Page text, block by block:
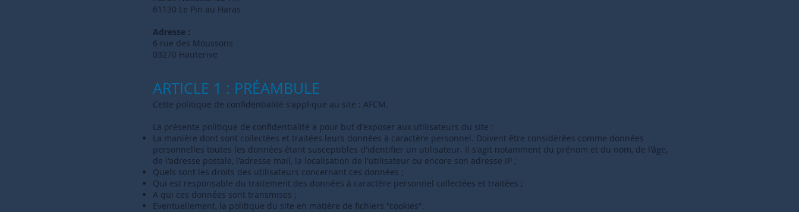
61130 Le Pin au Haras
Adresse :
6 rue des Moussons
03270 Hauterive
ARTICLE 1 : PRÉAMBULE
Cette politique de confidentialité s'applique au site : AFCM.
La présente politique de confidentialité a pour but d'exposer aux utilisateurs du site :
La manière dont sont collectées et traitées leurs données à caractère personnel. Doivent être considérées comme données
personnelles toutes les données étant susceptibles d'identifier un utilisateur. Il s'agit notamment du prénom et du nom, de l'âge,
de l'adresse postale, l'adresse mail, la localisation de l'utilisateur ou encore son adresse IP ;
Quels sont les droits des utilisateurs concernant ces données ;
Qui est responsable du traitement des données à caractère personnel collectées et traitées ;
A qui ces données sont transmises ;
Eventuellement, la politique du site en matière de fichiers "cookies".